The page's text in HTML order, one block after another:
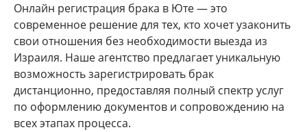
Онлайн регистрация брака в Юте — это
современное решение для тех, кто хочет узаконить
свои отношения без необходимости выезда из
Израиля. Наше агентство предлагает уникальную
возможность зарегистрировать брак
дистанционно, предоставляя полный спектр услуг
по оформлению документов и сопровождению на
всех этапах процесса.